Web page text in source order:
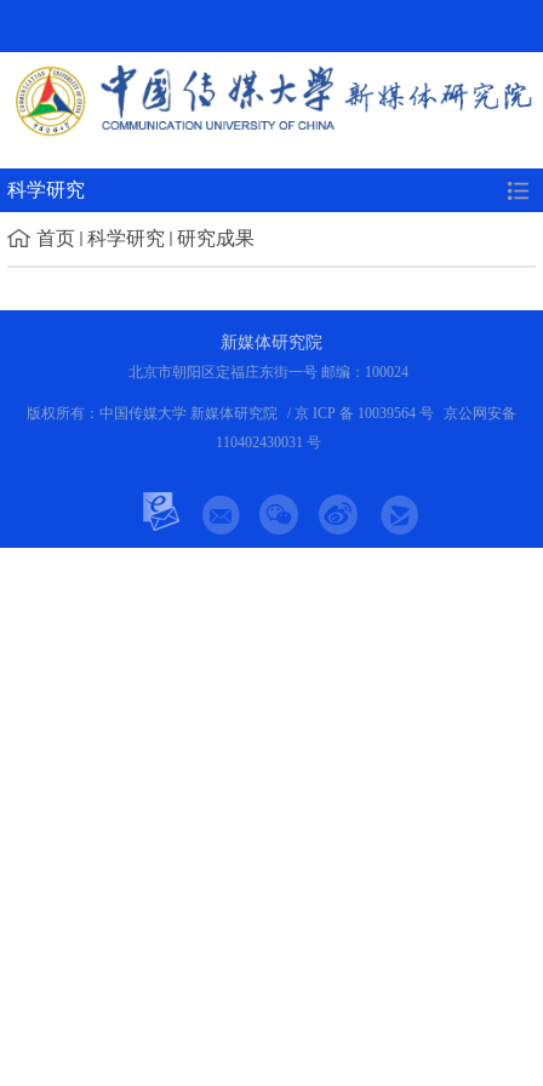
科学研究
首页 科学研究 研究成果
新媒体研究院
北京市朝阳区定福庄东街一号 邮编：100024
版权所有：中国传媒大学 新媒体研究院 / 京 ICP 备 10039564 号 京公网安备
110402430031 号